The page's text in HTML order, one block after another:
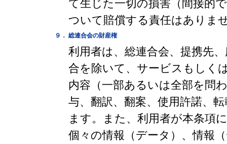
て生じた一切の損害（間接的
ついて賠償する責任はありま
９． 総連合会の財産権
利用者は、総連合会、提携先
合を除いて、サービスもしく
内容（一部あるいは全部を問
与、翻訳、翻案、使用許諾、
ます。また、利用者が本条項
個々の情報（データ）、情報